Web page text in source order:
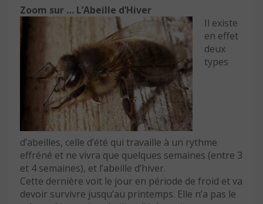
Zoom sur … L’Abeille d’Hiver
Il existe
en effet
deux
types
d’abeilles, celle d’été qui travaille à un rythme
effréné et ne vivra que quelques semaines (entre 3
et 4 semaines), et l’abeille d’hiver.
Cette dernière voit le jour en période de froid et va
devoir survivre jusqu’au printemps. Elle n’a pas le